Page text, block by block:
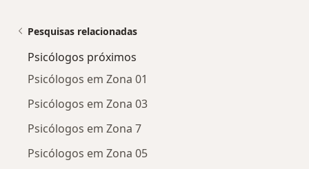
Pesquisas relacionadas
Psicólogos próximos
Psicólogos em Zona 01
Psicólogos em Zona 03
Psicólogos em Zona 7
Psicólogos em Zona 05